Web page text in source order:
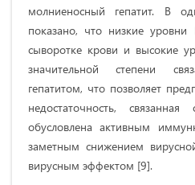
молниеносный гепатит. В
показано, что низкие
сыворотке крови и высокие
значительной степени
гепатитом, что позволяет
недостаточность,
обусловлена активным
заметным снижением
вирусным эффектом [9].